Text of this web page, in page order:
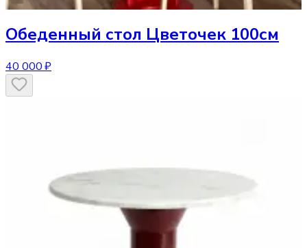
Обеденный стол Цветочек 100см
40 000 ₽